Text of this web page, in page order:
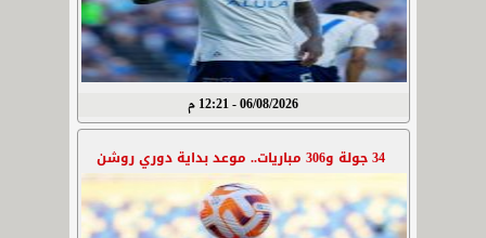
06/08/2026 - 12:21 م
34 جولة و306 مباريات.. موعد بداية دوري روشن